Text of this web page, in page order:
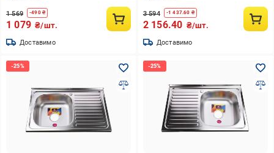
1 569 -490₴
1 079 ₴/шт.
Доставимо
3 594 -1 437.60 ₴
2 156.40 ₴/шт.
Доставимо